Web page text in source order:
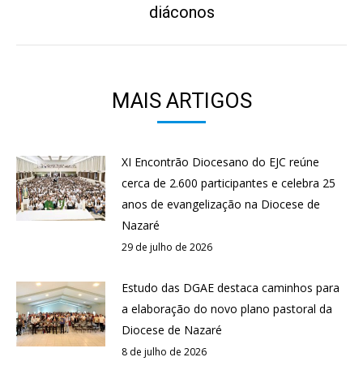
post:
diáconos
MAIS ARTIGOS
XI Encontrão Diocesano do EJC reúne
cerca de 2.600 participantes e celebra 25
anos de evangelização na Diocese de
Nazaré
29 de julho de 2026
Estudo das DGAE destaca caminhos para
a elaboração do novo plano pastoral da
Diocese de Nazaré
8 de julho de 2026